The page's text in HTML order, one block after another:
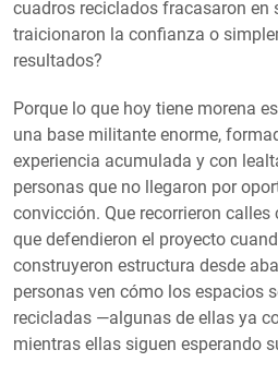
cuadros reciclados fracasaron en
traicionaron la confianza o
resultados?
Porque lo que hoy tiene morena
una base militante enorme,
experiencia acumulada y con
personas que no llegaron por
convicción. Que recorrieron
que defendieron el proyecto
construyeron estructura desde
personas ven cómo los espacios
recicladas —algunas de ellas ya
mientras ellas siguen esperando